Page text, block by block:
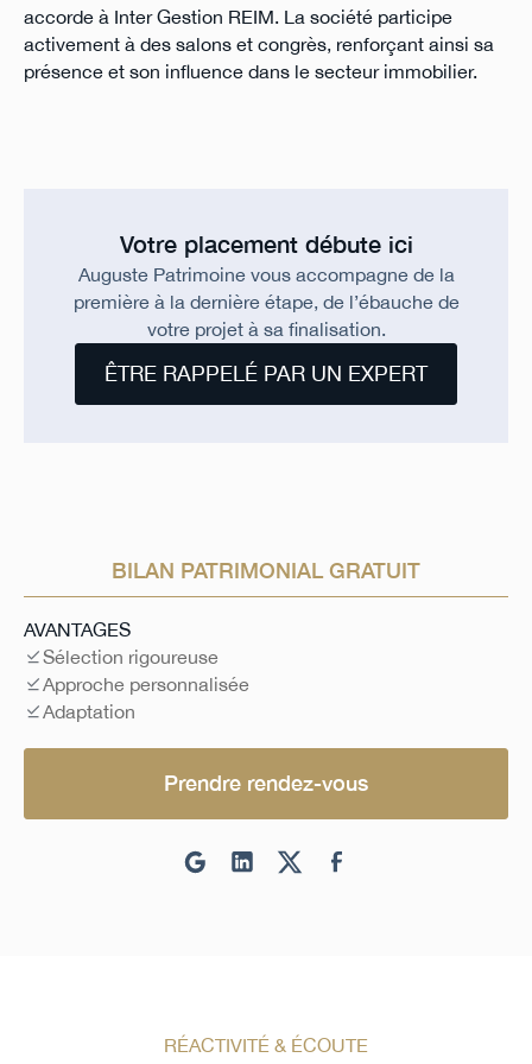
accorde à Inter Gestion REIM. La société participe
activement à des salons et congrès, renforçant ainsi sa
présence et son influence dans le secteur immobilier.
Votre placement débute ici
Auguste Patrimoine vous accompagne de la
première à la dernière étape, de l’ébauche de
votre projet à sa finalisation.
ÊTRE RAPPELÉ PAR UN EXPERT
BILAN PATRIMONIAL GRATUIT
AVANTAGES
Sélection rigoureuse
Approche personnalisée
Adaptation
Prendre rendez-vous
RÉACTIVITÉ & ÉCOUTE